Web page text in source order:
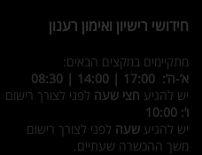
חידושי רישיון ואימון רענון
מתקיימים במקצים הבאים:
א’-ה’: 17:00 | 14:00 | 08:30
יש להגיע חצי שעה לפני לצורך רישום
ו’: 10:00
יש להגיע שעה לפני לצורך רישום
משך ההכשרה שעתיים.